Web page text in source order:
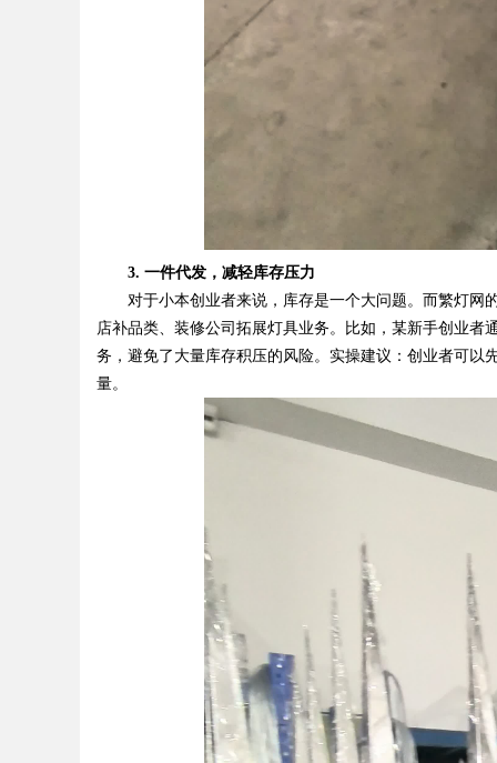
3. 一件代发，减轻库存压力
对于小本创业者来说，库存是一个大问题。而繁灯网
店补品类、装修公司拓展灯具业务。比如，某新手创业者
务，避免了大量库存积压的风险。实操建议：创业者可以
量。